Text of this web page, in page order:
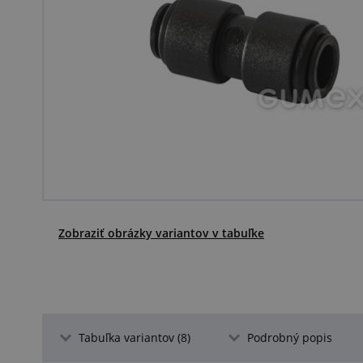
Zobraziť obrázky variantov v tabuľke
Tabuľka variantov (8) Podrobný popis